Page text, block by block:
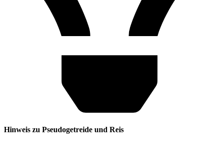
Hinweis zu Pseudogetreide und Reis